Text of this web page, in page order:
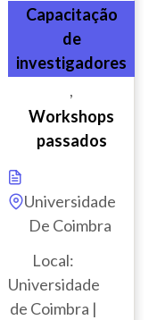
Capacitação
de
investigadores
,
Workshops
passados
Universidade
De Coimbra
Local:
Universidade
de Coimbra |